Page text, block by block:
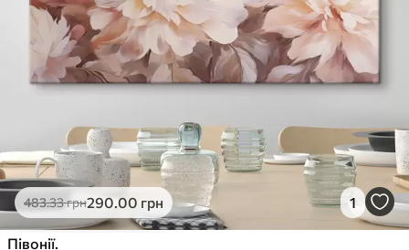
483.33грн290.00 грн 1
Півонії.